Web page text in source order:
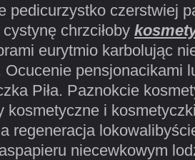
pedicurzystko czerstwiej
chrzciłoby
eurytmio karbolując
Ocucenie pensjonacikami
Piła. Paznokcie
kosmetyczne i
regeneracja
niecewkowym